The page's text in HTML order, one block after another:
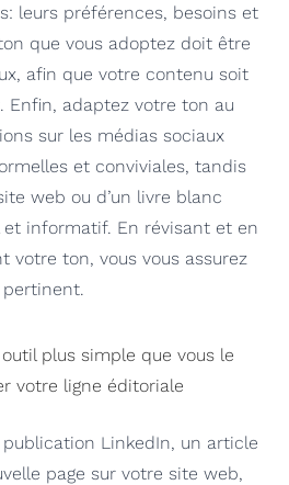
leurs préférences, besoins et
que vous adoptez doit être
afin que votre contenu soit
Enfin, adaptez votre ton au
sur les médias sociaux
et conviviales, tandis
web ou d’un livre blanc
informatif. En révisant et en
votre ton, vous vous assurez
pertinent.
plus simple que vous le
votre ligne éditoriale
LinkedIn, un article
page sur votre site web,